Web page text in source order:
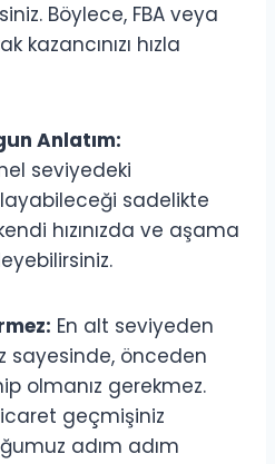
Böylece, FBA veya
kazancınızı hızla
Anlatım:
seviyedeki
sadelikte
hızınızda ve aşama
En alt seviyeden
sayesinde, önceden
olmanız gerekmez.
geçmişiniz
adım adım